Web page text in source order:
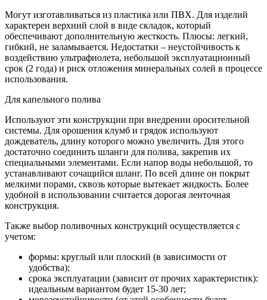
Могут изготавливаться из пластика или ПВХ. Для изделий
характерен верхний слой в виде складок, который
обеспечивают дополнительную жесткость. Плюсы: легкий,
гибкий, не заламывается. Недостатки – неустойчивость к
воздействию ультрафиолета, небольшой эксплуатационный
срок (2 года) и риск отложения минеральных солей в процессе
использования.
Для капельного полива
Используют эти конструкции при внедрении оросительной
системы. Для орошения клумб и грядок используют
дождеватель, длину которого можно увеличить. Для этого
достаточно соединить шланги для полива, закрепив их
специальными элементами. Если напор воды небольшой, то
устанавливают сочащийся шланг. По всей длине он покрыт
мелкими порами, сквозь которые вытекает жидкость. Более
удобной в использовании считается дорогая ленточная
конструкция.
Также выбор поливочных конструкций осуществляется с
учетом:
формы: круглый или плоский (в зависимости от
удобства);
срока эксплуатации (зависит от прочих характеристик):
идеальным вариантом будет 15-30 лет;